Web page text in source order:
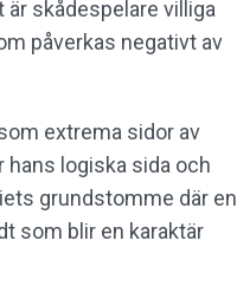
skådespelare villiga
påverkas negativt av
extrema sidor av
hans logiska sida och
grundstomme där en
som blir en karaktär